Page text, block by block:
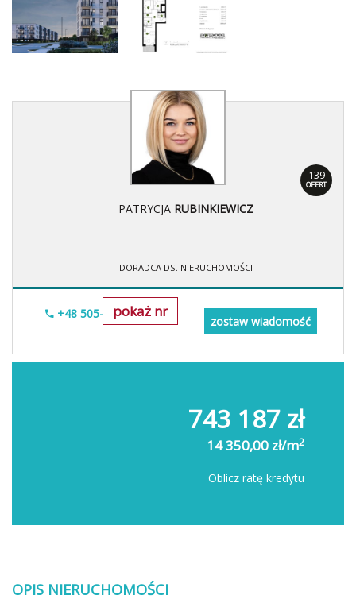
139
OFERT
PATRYCJA RUBINKIEWICZ
DORADCA DS. NIERUCHOMOŚCI
pokaż nr
+48 505-236-943
zostaw wiadomość
743 187 zł
14 350,00 zł/m2
Oblicz ratę kredytu
OPIS NIERUCHOMOŚCI